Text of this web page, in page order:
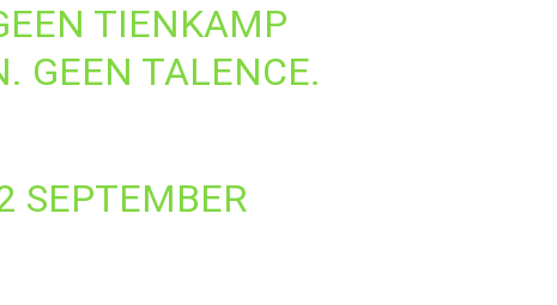
TIENKAMP
GEEN TALENCE.
SEPTEMBER